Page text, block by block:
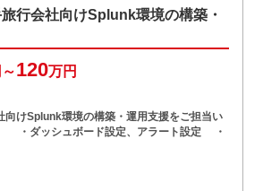
行会社向けSplunk環境の構築・
120万円
向けSplunk環境の構築・運用支援をご担当い
・ダッシュボード設定、アラート設定 ・